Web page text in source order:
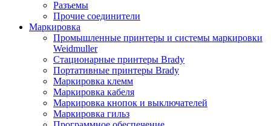
Разъемы
Прочие соединители
Маркировка
Промышленные принтеры и системы маркировки
Weidmuller
Стационарные принтеры Brady
Портативные принтеры Brady
Маркировка клемм
Маркировка кабеля
Маркировка кнопок и выключателей
Маркировка гильз